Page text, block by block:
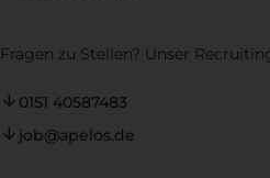
Fragen zu Stellen? Unser
0151 40587483
job@apelos.de